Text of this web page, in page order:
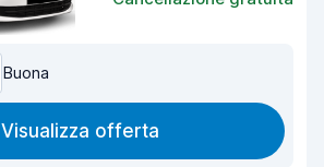
Buona
Visualizza offerta